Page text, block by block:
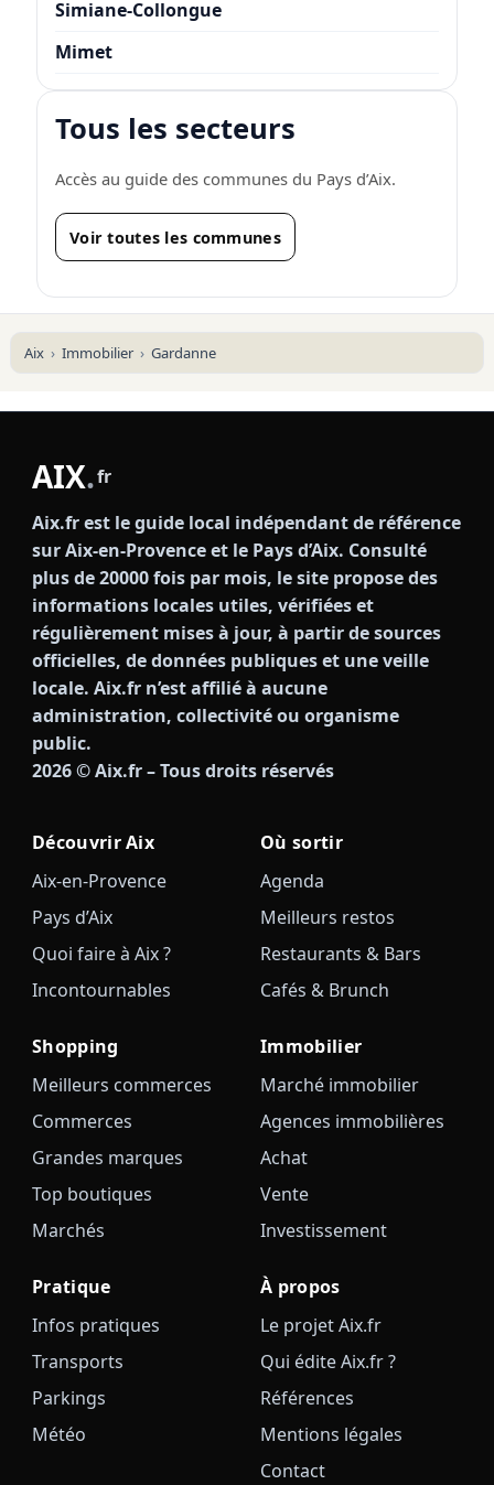
Simiane-Collongue
Mimet
Tous les secteurs
Accès au guide des communes du Pays d’Aix.
Voir toutes les communes
Aix Immobilier Gardanne
AIX.fr
Aix.fr est le guide local indépendant de référence
sur Aix-en-Provence et le Pays d’Aix. Consulté
plus de 20000 fois par mois, le site propose des
informations locales utiles, vérifiées et
régulièrement mises à jour, à partir de sources
officielles, de données publiques et une veille
locale. Aix.fr n’est affilié à aucune
administration, collectivité ou organisme
public.
2026© Aix.fr – Tous droits réservés
Découvrir Aix
Aix-en-Provence
Pays d’Aix
Quoi faire à Aix ?
Incontournables
Où sortir
Agenda
Meilleurs restos
Restaurants & Bars
Cafés & Brunch
Shopping
Meilleurs commerces
Commerces
Grandes marques
Top boutiques
Marchés
Immobilier
Marché immobilier
Agences immobilières
Achat
Vente
Investissement
Pratique
Infos pratiques
Transports
Parkings
Météo
À propos
Le projet Aix.fr
Qui édite Aix.fr ?
Références
Mentions légales
Contact